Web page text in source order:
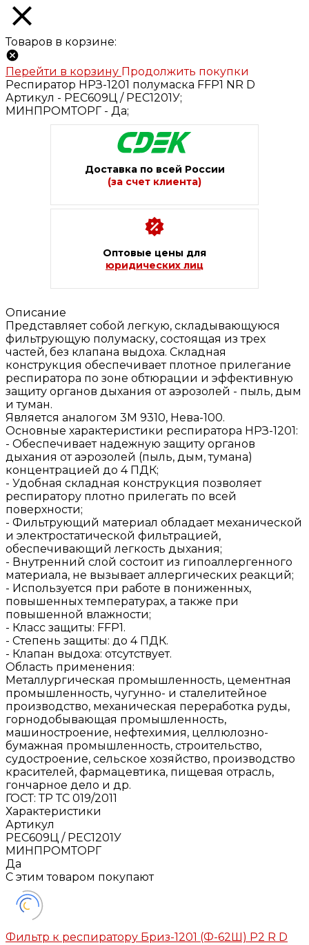
Товаров в корзине:
Перейти в корзину Продолжить покупки
Респиратор НРЗ-1201 полумаска FFP1 NR D
Артикул - РЕС609Ц / РЕС1201У;
МИНПРОМТОРГ - Да;
Доставка по всей России
(за счет клиента)
Оптовые цены для
юридических лиц
Описание
Представляет собой легкую, складывающуюся
фильтрующую полумаску, состоящая из трех
частей, без клапана выдоха. Складная
конструкция обеспечивает плотное прилегание
респиратора по зоне обтюрации и эффективную
защиту органов дыхания от аэрозолей - пыль, дым
и туман.
Является аналогом 3М 9310, Нева-100.
Основные характеристики респиратора НРЗ-1201:
- Обеспечивает надежную защиту органов
дыхания от аэрозолей (пыль, дым, тумана)
концентрацией до 4 ПДК;
- Удобная складная конструкция позволяет
респиратору плотно прилегать по всей
поверхности;
- Фильтрующий материал обладает механической
и электростатической фильтрацией,
обеспечивающий легкость дыхания;
- Внутренний слой состоит из гипоаллергенного
материала, не вызывает аллергических реакций;
- Используется при работе в пониженных,
повышенных температурах, а также при
повышенной влажности;
- Класс защиты: FFP1.
- Степень защиты: до 4 ПДК.
- Клапан выдоха: отсутствует.
Область применения:
Металлургическая промышленность, цементная
промышленность, чугунно- и сталелитейное
производство, механическая переработка руды,
горнодобывающая промышленность,
машиностроение, нефтехимия, целлюлозно-
бумажная промышленность, строительство,
судостроение, сельское хозяйство, производство
красителей, фармацевтика, пищевая отрасль,
гончарное дело и др.
ГОСТ: ТР ТС 019/2011
Характеристики
Артикул
РЕС609Ц / РЕС1201У
МИНПРОМТОРГ
Да
С этим товаром покупают
Фильтр к респиратору Бриз-1201 (Ф-62Ш) Р2 R D